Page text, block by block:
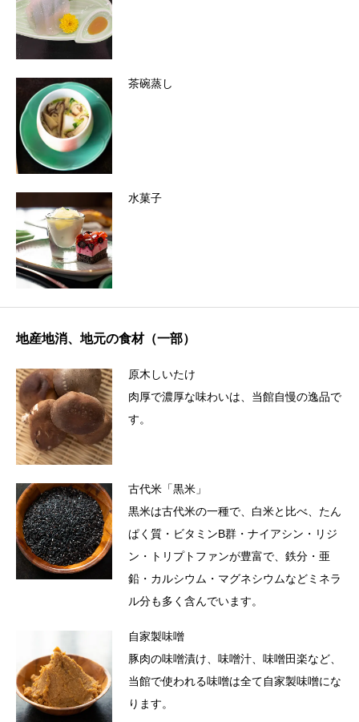
茶碗蒸し
水菓子
地産地消、地元の食材（一部）
原木しいたけ
肉厚で濃厚な味わいは、当館自慢の逸品で
す。
古代米「黒米」
黒米は古代米の一種で、白米と比べ、たん
ぱく質・ビタミンB群・ナイアシン・リジ
ン・トリプトファンが豊富で、鉄分・亜
鉛・カルシウム・マグネシウムなどミネラ
ル分も多く含んでいます。
自家製味噌
豚肉の味噌漬け、味噌汁、味噌田楽など、
当館で使われる味噌は全て自家製味噌にな
ります。